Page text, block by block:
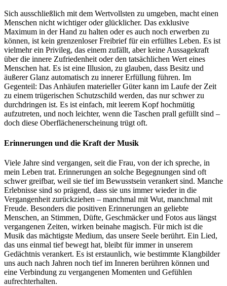
Sich ausschließlich mit dem Wertvollsten zu umgeben, macht einen
Menschen nicht wichtiger oder glücklicher. Das exklusive
Maximum in der Hand zu halten oder es auch noch erwerben zu
können, ist kein grenzenloser Freibrief für ein erfülltes Leben. Es ist
vielmehr ein Privileg, das einem zufällt, aber keine Aussagekraft
über die innere Zufriedenheit oder den tatsächlichen Wert eines
Menschen hat. Es ist eine Illusion, zu glauben, dass Besitz und
äußerer Glanz automatisch zu innerer Erfüllung führen. Im
Gegenteil: Das Anhäufen materieller Güter kann im Laufe der Zeit
zu einem trügerischen Schutzschild werden, das nur schwer zu
durchdringen ist. Es ist einfach, mit leerem Kopf hochmütig
aufzutreten, und noch leichter, wenn die Taschen prall gefüllt sind –
doch diese Oberflächenerscheinung trügt oft.
Erinnerungen und die Kraft der Musik
Viele Jahre sind vergangen, seit die Frau, von der ich spreche, in
mein Leben trat. Erinnerungen an solche Begegnungen sind oft
schwer greifbar, weil sie tief im Bewusstsein verankert sind. Manche
Erlebnisse sind so prägend, dass sie uns immer wieder in die
Vergangenheit zurückziehen – manchmal mit Wut, manchmal mit
Freude. Besonders die positiven Erinnerungen an geliebte
Menschen, an Stimmen, Düfte, Geschmäcker und Fotos aus längst
vergangenen Zeiten, wirken beinahe magisch. Für mich ist die
Musik das mächtigste Medium, das unsere Seele berührt. Ein Lied,
das uns einmal tief bewegt hat, bleibt für immer in unserem
Gedächtnis verankert. Es ist erstaunlich, wie bestimmte Klangbilder
uns auch nach Jahren noch tief im Inneren berühren können und
eine Verbindung zu vergangenen Momenten und Gefühlen
aufrechterhalten.